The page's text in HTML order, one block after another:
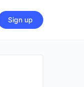
Sign up